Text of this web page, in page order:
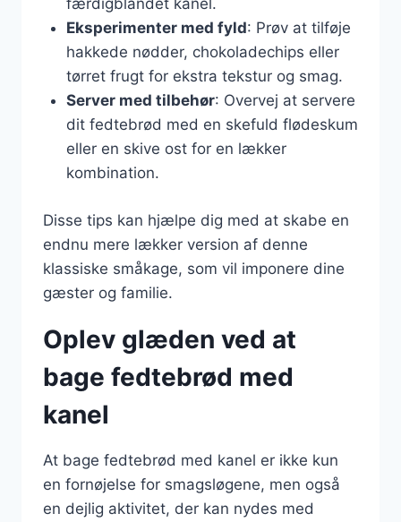
færdigblandet kanel.
Eksperimenter med fyld: Prøv at tilføje
hakkede nødder, chokoladechips eller
tørret frugt for ekstra tekstur og smag.
Server med tilbehør: Overvej at servere
dit fedtebrød med en skefuld flødeskum
eller en skive ost for en lækker
kombination.
Disse tips kan hjælpe dig med at skabe en
endnu mere lækker version af denne
klassiske småkage, som vil imponere dine
gæster og familie.
Oplev glæden ved at
bage fedtebrød med
kanel
At bage fedtebrød med kanel er ikke kun
en fornøjelse for smagsløgene, men også
en dejlig aktivitet, der kan nydes med